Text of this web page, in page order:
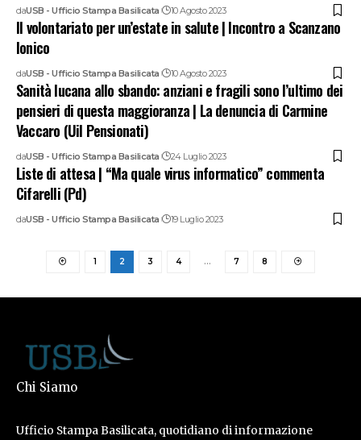
daUSB - Ufficio Stampa Basilicata 10 Agosto 2023
Il volontariato per un’estate in salute | Incontro a Scanzano
Ionico
daUSB - Ufficio Stampa Basilicata 10 Agosto 2023
Sanità lucana allo sbando: anziani e fragili sono l’ultimo dei
pensieri di questa maggioranza | La denuncia di Carmine
Vaccaro (Uil Pensionati)
daUSB - Ufficio Stampa Basilicata 24 Luglio 2023
Liste di attesa | “Ma quale virus informatico” commenta
Cifarelli (Pd)
daUSB - Ufficio Stampa Basilicata 19 Luglio 2023
1 2 3 4 … 7 8
Chi Siamo
Ufficio Stampa Basilicata, quotidiano di informazione